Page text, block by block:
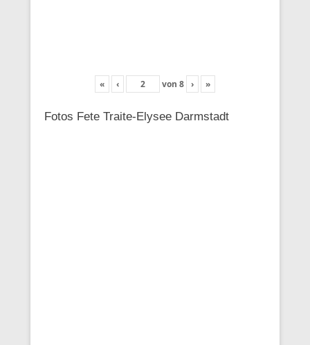
« ‹ von 8 › »
Fotos Fete Traite-Elysee Darmstadt